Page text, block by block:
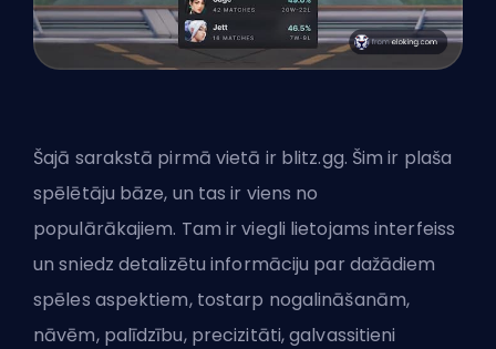
Šajā sarakstā pirmā vietā ir blitz.gg. Šim ir plaša
spēlētāju bāze, un tas ir viens no
populārākajiem. Tam ir viegli lietojams interfeiss
un sniedz detalizētu informāciju par dažādiem
spēles aspektiem, tostarp nogalināšanām,
nāvēm, palīdzību, precizitāti, galvassitieni